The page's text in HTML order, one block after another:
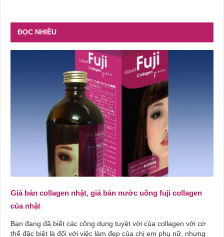
ĐỌC NHIỀU
Giá bán collagen nhật, giá bán nước uống fuji collagen
của nhật
Bạn đang đã biết các công dụng tuyệt vời của collagen với cơ
thể đặc biệt là đối với việc làm đẹp của chị em phụ nữ, nhưng